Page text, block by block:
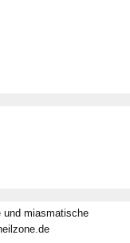
und miasmatische